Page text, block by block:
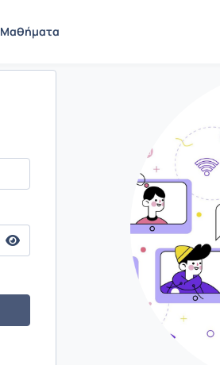
Μαθήματα